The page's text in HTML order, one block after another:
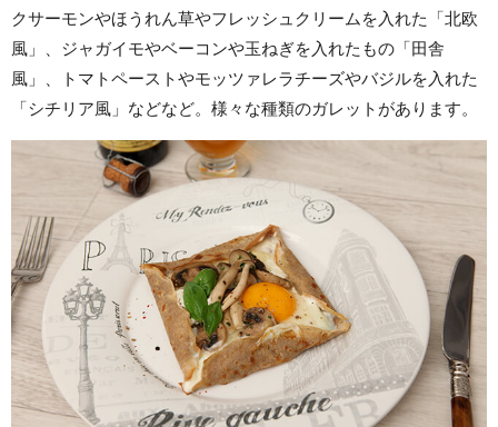
クサーモンやほうれん草やフレッシュクリームを入れた「北欧
風」、ジャガイモやベーコンや玉ねぎを入れたもの「田舎
風」、トマトペーストやモッツァレラチーズやバジルを入れた
「シチリア風」などなど。様々な種類のガレットがあります。